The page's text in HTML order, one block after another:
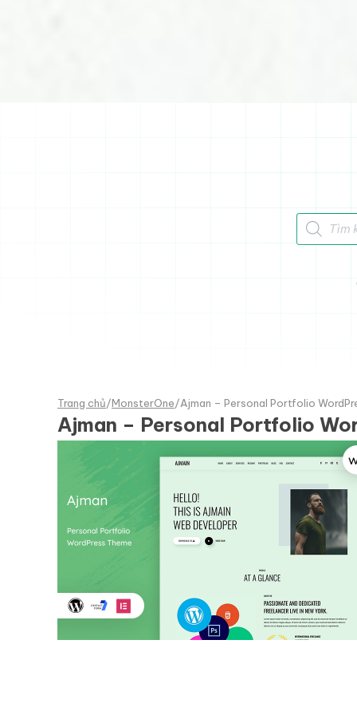
Tìm kiếm
Trang chủ/MonsterOne/Ajman – Personal Portfolio
Ajman – Personal Portfolio